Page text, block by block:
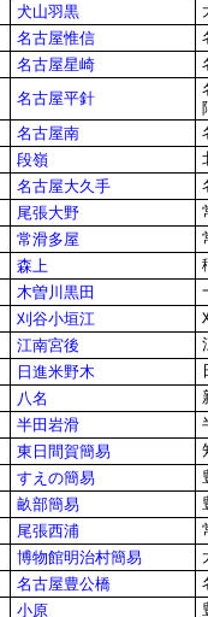
犬山羽黒
名古屋惟信
名古屋星崎
名古屋平針
名古屋南
段嶺
名古屋大久手
尾張大野
常滑多屋
森上
木曽川黒田
刈谷小垣江
江南宮後
日進米野木
八名
半田岩滑
東日間賀簡易
すえの簡易
畝部簡易
尾張西浦
博物館明治村簡易
名古屋豊公橋
小原